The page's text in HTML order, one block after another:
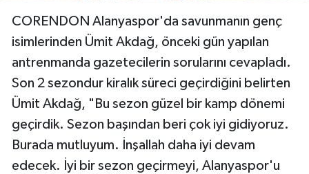
CORENDON Alanyaspor'da savunmanın genç
isimlerinden Ümit Akdağ, önceki gün yapılan
antrenmanda gazetecilerin sorularını cevapladı.
Son 2 sezondur kiralık süreci geçirdiğini belirten
Ümit Akdağ, "Bu sezon güzel bir kamp dönemi
geçirdik. Sezon başından beri çok iyi gidiyoruz.
Burada mutluyum. İnşallah daha iyi devam
edecek. İyi bir sezon geçirmeyi, Alanyaspor'u